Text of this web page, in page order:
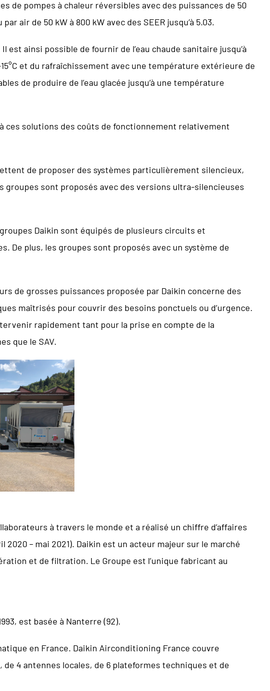
de pompes à chaleur réversibles avec des puissances de 50
air de 50 kW à 800 kW avec des SEER jusqu’à 5.03.
ainsi possible de fournir de l’eau chaude sanitaire jusqu’à
et du rafraîchissement avec une température extérieure de
de produire de l’eau glacée jusqu’à une température
ces solutions des coûts de fonctionnement relativement
de proposer des systèmes particulièrement silencieux,
groupes sont proposés avec des versions ultra-silencieuses
Daikin sont équipés de plusieurs circuits et
De plus, les groupes sont proposés avec un système de
de grosses puissances proposée par Daikin concerne des
maîtrisés pour couvrir des besoins ponctuels ou d’urgence.
rapidement tant pour la prise en compte de la
que le SAV.
à travers le monde et a réalisé un chiffre d’affaires
2020 – mai 2021). Daikin est un acteur majeur sur le marché
et de filtration. Le Groupe est l’unique fabricant au
est basée à Nanterre (92).
en France. Daikin Airconditioning France couvre
4 antennes locales, de 6 plateformes techniques et de